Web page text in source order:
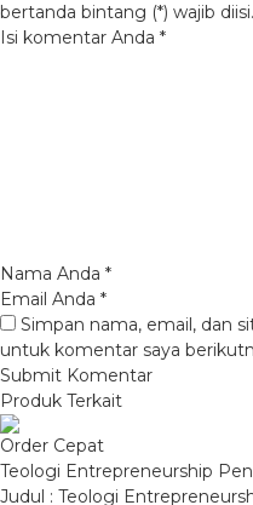
bertanda bintang (*) wajib diisi.
Isi komentar Anda *
Nama Anda *
Email Anda *
Simpan nama, email, dan
untuk komentar saya
Produk Terkait
Order Cepat
Teologi Entrepreneurship
Judul : Teologi